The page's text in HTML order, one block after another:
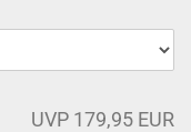
UVP 179,95 EUR